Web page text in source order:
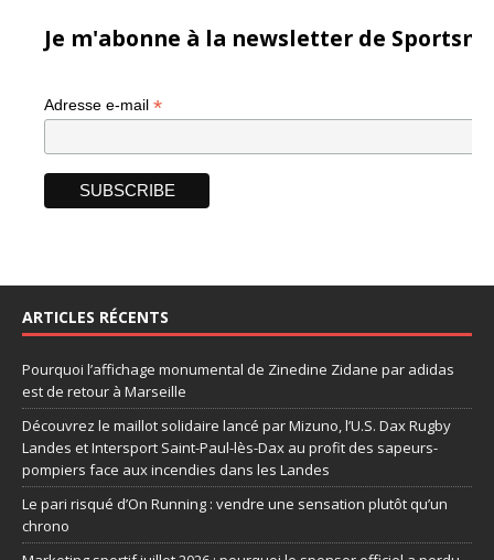
Je m'abonne à la newsletter de
Adresse e-mail *
ARTICLES RÉCENTS
Pourquoi l’affichage monumental de Zinedine Zidane par adidas
est de retour à Marseille
Découvrez le maillot solidaire lancé par Mizuno, l’U.S. Dax Rugby
Landes et Intersport Saint-Paul-lès-Dax au profit des sapeurs-
pompiers face aux incendies dans les Landes
Le pari risqué d’On Running : vendre une sensation plutôt qu’un
chrono